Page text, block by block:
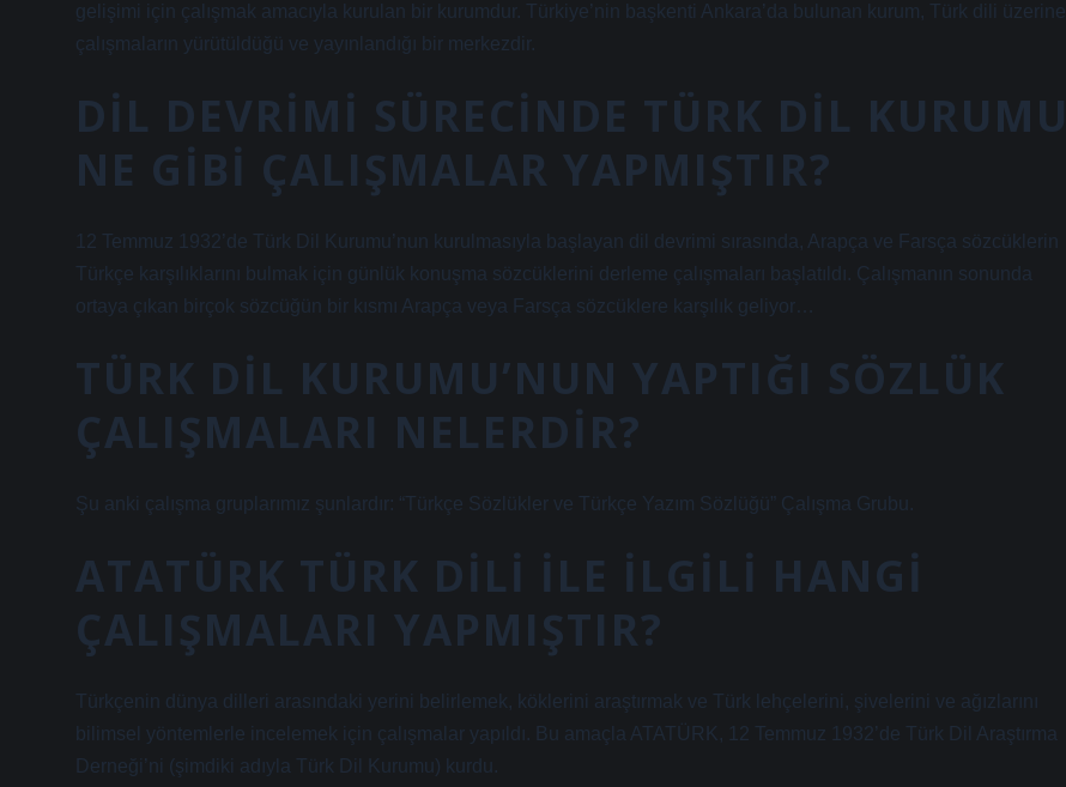
gelişimi için çalışmak amacıyla kurulan bir kurumdur. Türkiye’nin başkenti Ankara’da bulunan kurum, Türk dili üzerine
çalışmaların yürütüldüğü ve yayınlandığı bir merkezdir.
DIL DEVRIMI SÜRECINDE TÜRK DIL KURUMU
NE GIBI ÇALIŞMALAR YAPMIŞTIR?
12 Temmuz 1932’de Türk Dil Kurumu’nun kurulmasıyla başlayan dil devrimi sırasında, Arapça ve Farsça sözcüklerin
Türkçe karşılıklarını bulmak için günlük konuşma sözcüklerini derleme çalışmaları başlatıldı. Çalışmanın sonunda
ortaya çıkan birçok sözcüğün bir kısmı Arapça veya Farsça sözcüklere karşılık geliyor…
TÜRK DIL KURUMU’NUN YAPTIĞI SÖZLÜK
ÇALIŞMALARI NELERDIR?
Şu anki çalışma gruplarımız şunlardır: “Türkçe Sözlükler ve Türkçe Yazım Sözlüğü” Çalışma Grubu.
ATATÜRK TÜRK DILI ILE ILGILI HANGI
ÇALIŞMALARI YAPMIŞTIR?
Türkçenin dünya dilleri arasındaki yerini belirlemek, köklerini araştırmak ve Türk lehçelerini, şivelerini ve ağızlarını
bilimsel yöntemlerle incelemek için çalışmalar yapıldı. Bu amaçla ATATÜRK, 12 Temmuz 1932’de Türk Dil Araştırma
Derneği’ni (şimdiki adıyla Türk Dil Kurumu) kurdu.